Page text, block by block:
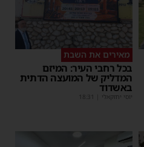
מאירים את השבת
בכל רחבי העיר: המיזם
המדליק של המועצה הדתית
באשדוד
יוסי יחזקאלי 18:31